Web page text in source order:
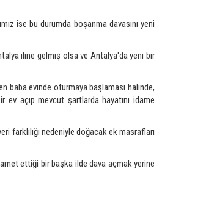
ise bu durumda boşanma davasını yeni
iline gelmiş olsa ve Antalya'da yeni bir
baba evinde oturmaya başlaması halinde,
ev açıp mevcut şartlarda hayatını idame
farklılığı nedeniyle doğacak ek masrafları
ettiği bir başka ilde dava açmak yerine